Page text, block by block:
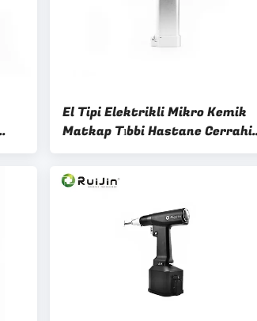
El Tipi Elektrikli Mikro Kemik
Matkap Tıbbi Hastane Cerrahi
Ürünler